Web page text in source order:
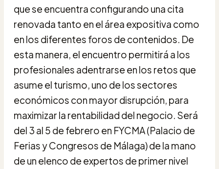
que se encuentra configurando una cita
renovada tanto en el área expositiva como
en los diferentes foros de contenidos. De
esta manera, el encuentro permitirá a los
profesionales adentrarse en los retos que
asume el turismo, uno de los sectores
económicos con mayor disrupción, para
maximizar la rentabilidad del negocio. Será
del 3 al 5 de febrero en FYCMA (Palacio de
Ferias y Congresos de Málaga) de la mano
de un elenco de expertos de primer nivel